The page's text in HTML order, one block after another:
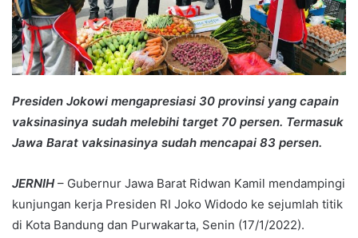
Presiden Jokowi mengapresiasi 30 provinsi yang capain
vaksinasinya sudah melebihi target 70 persen. Termasuk
Jawa Barat vaksinasinya sudah mencapai 83 persen.
JERNIH – Gubernur Jawa Barat Ridwan Kamil mendampingi
kunjungan kerja Presiden RI Joko Widodo ke sejumlah titik
di Kota Bandung dan Purwakarta, Senin (17/1/2022).